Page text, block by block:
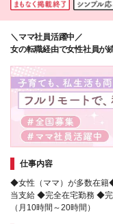
＼ママ社員活躍中／
女の転職経由で女性社員が
仕事内容
◆女性（ママ）が多数在籍
当支給 ◆完全在宅勤務 ◆
（月10時間～20時間）